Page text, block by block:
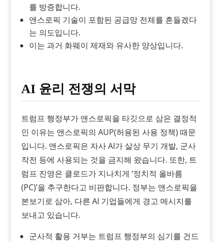
를 방증합니다.
앤스로픽 기술이 포함된 공급망 전체를 흔들겠다
는 의도입니다.
이는 과거 화웨이 제재와 유사한 양상입니다.
AI 윤리 전쟁의 서막
트럼프 행정부가 앤스로픽을 타깃으로 삼은 결정적
인 이유는 앤스로픽의 AUP(허용된 사용 정책) 때문
입니다. 앤스로픽은 자사 AI가 살상 무기 개발, 군사
작전 등에 사용되는 것을 금지해 왔습니다. 또한, 트
럼프 진영은 클로드가 지나치게 ‘정치적 올바름
(PC)’을 추구한다고 비판합니다. 정부는 앤스로픽을
본보기로 삼아, 다른 AI 기업들에게 경고 메시지를
보내고 있습니다.
군사적 활용 거부는 트럼프 행정부의 심기를 건드